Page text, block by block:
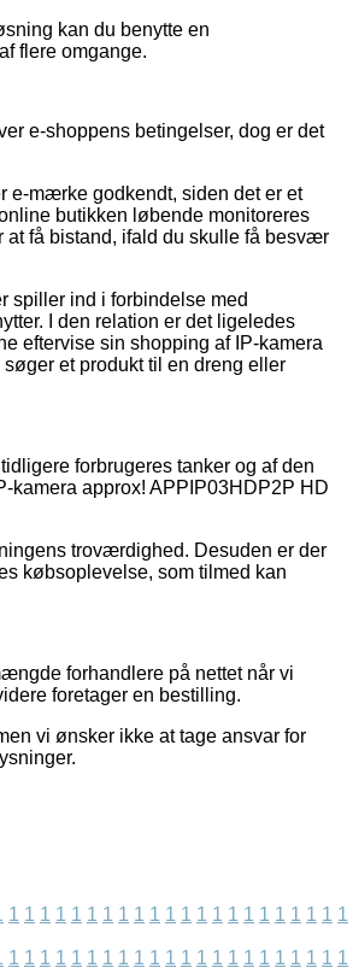
kan du benytte en
flere omgange.
e-shoppens betingelser, dog er det
e-mærke godkendt, siden det er et
butikken løbende monitoreres
at få bistand, ifald du skulle få besvær
spiller ind i forbindelse med
I den relation er det ligeledes
eftervise sin shopping af IP-kamera
et produkt til en dreng eller
forbrugeres tanker og af den
kamera approx! APPIP03HDP2P HD
troværdighed. Desuden er der
købsoplevelse, som tilmed kan
forhandlere på nettet når vi
foretager en bestilling.
vi ønsker ikke at tage ansvar for
1 1 1 1 1 1 1 1 1 1 1 1 1 1 1 1 1 1 1 1 1 1
1 1 1 1 1 1 1 1 1 1 1 1 1 1 1 1 1 1 1 1 1 1